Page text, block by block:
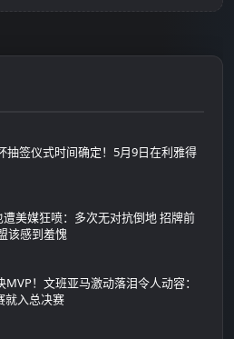
抽签仪式时间确定！5月9日在利雅得
遭美媒狂喷：多次无对抗倒地 招牌前
该感到羞愧
MVP！文班亚马激动落泪令人动容：
就入总决赛